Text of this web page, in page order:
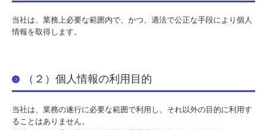
お客様の声
個人情報保護方針
旅行約款
当社は、業務上必要な範囲内で、かつ、適法で公正な手段により個人
情報を取得します。
（２）個人情報の利用目的
当社は、業務の遂行に必要な範囲で利用し、それ以外の目的に利用す
ることはありません。